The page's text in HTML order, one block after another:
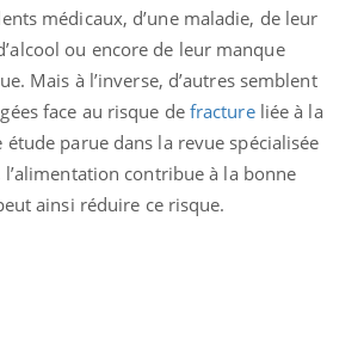
médicaux, d’une maladie, de leur
ou encore de leur manque
Mais à l’inverse, d’autres semblent
face au risque de fractureliée à la
étude parue dans la revue spécialisée
l’alimentation contribue à la bonne
ainsi réduire ce risque.